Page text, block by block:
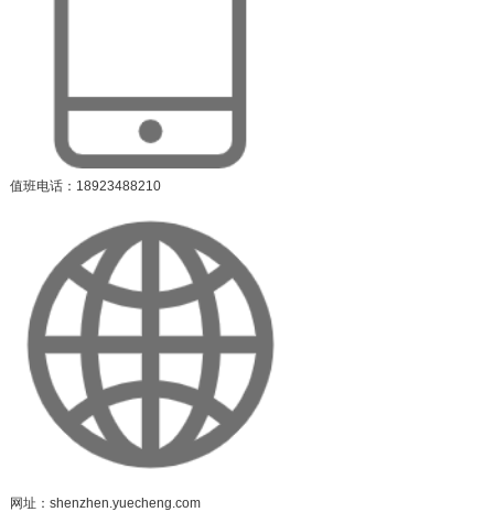
值班电话：18923488210
网址：shenzhen.yuecheng.com